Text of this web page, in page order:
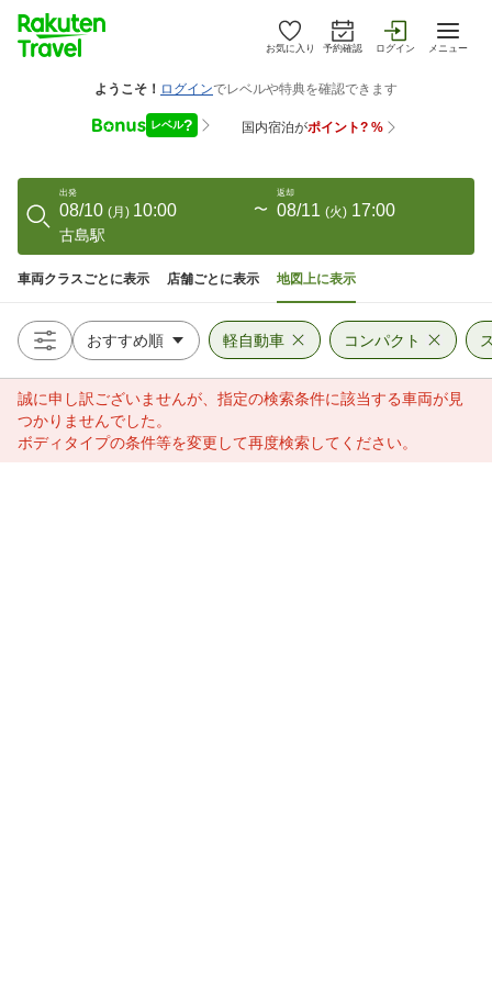
お気に入り 予約確認 ログイン メニュー
出発
08/10 (月) 10:00 〜
返却
08/11 (火) 17:00
古島駅
車両クラスごとに表示 店舗ごとに表示 地図上に表示
軽自動車 コンパクト
誠に申し訳ございませんが、指定の検索条件に該当する車両が見
つかりませんでした。
ボディタイプの条件等を変更して再度検索してください。